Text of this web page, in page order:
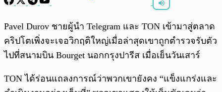
0:00 0:00
Pavel Durov ชายผู้นำ Telegram และ TON เข้ามาสู่ตลาด
คริปโตเพิ่งจะเจอวิกฤติใหญ่เมื่อล่าสุดเขาถูกตำรวจรับตัว
ไปที่สนามบิน Bourget นอกกรุงปารีส เมื่อเย็นวันเสาร์
TON ได้ร่อนแถลงการณ์ว่าพวกเขายังคง “แข็งแกร่งและ